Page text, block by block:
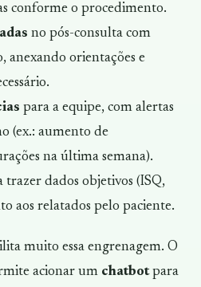
conforme o procedimento.
no pós-consulta com
anexando orientações e
para a equipe, com alertas
(ex.: aumento de
na última semana).
trazer dados objetivos (ISQ,
aos relatados pelo paciente.
muito essa engrenagem. O
acionar um chatbotpara